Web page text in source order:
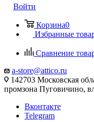
Войти
Корзина0
Избранные
Сравнение
a-store@attico.ru
142703 Московская
промзона Пуговичино,
Вконтакте
Telegram